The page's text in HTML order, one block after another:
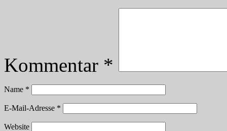
Kommentar *
Name *
E-Mail-Adresse *
Website